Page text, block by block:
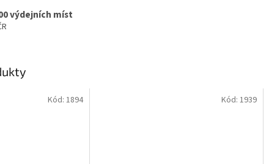
výdejních míst
Kód: 1894 Kód: 1939